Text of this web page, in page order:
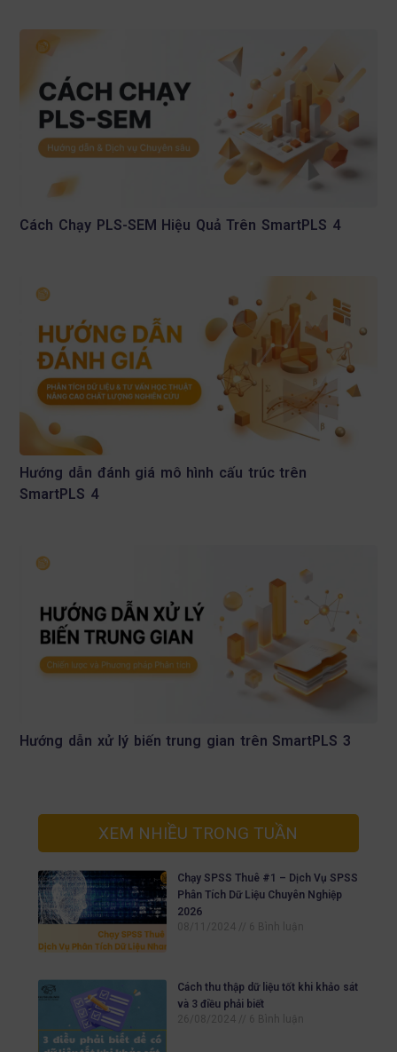
Cách Chạy PLS-SEM Hiệu Quả Trên SmartPLS 4
Hướng dẫn đánh giá mô hình cấu trúc trên
SmartPLS 4
Hướng dẫn xử lý biến trung gian trên SmartPLS 3
XEM NHIỀU TRONG TUẦN
Chạy SPSS Thuê #1 – Dịch Vụ SPSS
Phân Tích Dữ Liệu Chuyên Nghiệp
2026
08/11/2024
6 Bình luận
Cách thu thập dữ liệu tốt khi khảo sát
và 3 điều phải biết
26/08/2024
6 Bình luận